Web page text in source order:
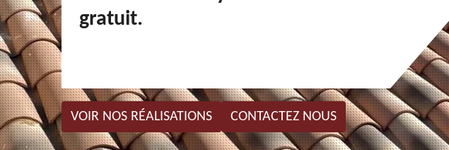
gratuit.
VOIR NOS RÉALISATIONS CONTACTEZ NOUS